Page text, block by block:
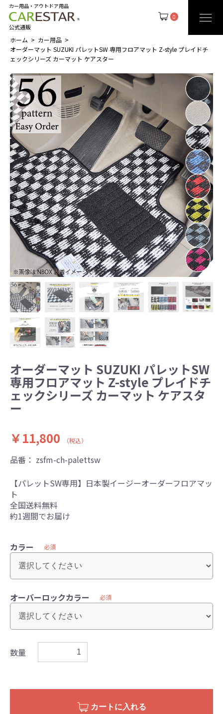
0
カー用品・アウトドア用品
公式通販
ホーム
カー用品
オーダーマット SUZUKI パレットSW 専用フロアマット Z-style プレイドチ
ェックシリーズ カーマット ケアスター
オーダーマット SUZUKI パレットSW
専用フロアマット Z-style プレイドチ
ェックシリーズ カーマット ケアスタ
ー
￥11,800
（税込）
品番： zsfm-ch-palettsw
【パレットSW専用】日本製イージーオーダーフロアマッ
ト
全国送料無料
約1週間でお届け
カラー 必須
オーバーロックカラー 必須
数量
カートに入れる